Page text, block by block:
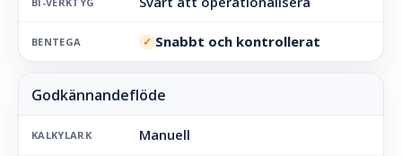
BENTEGA ✓ Snabbt och kontrollerat
KALKYLARK Manuell